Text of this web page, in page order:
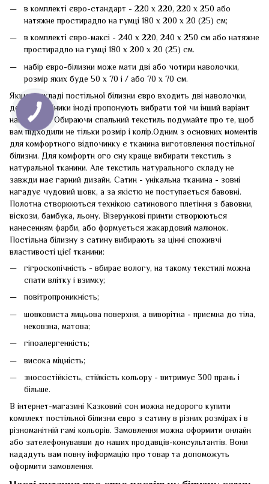
в комплекті євро-стандарт - 220 х 220, 220 х 250 або
натяжне простирадло на гумці 180 х 200 х 20 (25) см;
в комплекті євро-максі - 240 х 220, 240 х 250 см або натяжне
простирадло на гумці 180 х 200 х 20 (25) см.
набір євро-білизни може мати дві або чотири наволочки,
розмір яких буде 50 х 70 і / або 70 х 70 см.
Якщо в складі постільної білизни євро входить дві наволочки,
деякі виробники іноді пропонують вибрати той чи інший варіант
наволочок. Обираючи спальний текстиль подумайте про те, щоб
вам підходили не тільки розмір і колір.Одним з основних моментів
для комфортного відпочинку є тканина виготовлення постільної
білизни. Для комфортн ого сну краще вибирати текстиль з
натуральної тканини. Але текстиль натурального складу не
завжди має гарний дизайн. Сатин - унікальна тканина - зовні
нагадує чудовий шовк, а за якістю не поступається бавовні.
Полотна створюються технікою сатинового плетіння з бавовни,
віскози, бамбука, льону. Візерункові принти створюються
нанесенням фарби, або формується жакардовий малюнок.
Постільна білизну з сатину вибирають за цінні споживчі
властивості цієї тканини:
гігроскопічність - вбирає вологу, на такому текстилі можна
спати влітку і взимку;
повітропроникність;
шовковиста лицьова поверхня, а виворітна - приємна до тіла,
нековзна, матова;
гіпоалергенність;
висока міцність;
зносостійкість, стійкість кольору - витримує 300 прань і
більше.
В інтернет-магазині Казковий сон можна недорого купити
комплект постільної білизни євро з сатину в різних розмірах і в
різноманітній гамі кольорів. Замовлення можна оформити онлайн
або зателефонувавши до наших продавців-консультантів. Вони
нададуть вам повну інформацію про товар та допоможуть
оформити замовлення.